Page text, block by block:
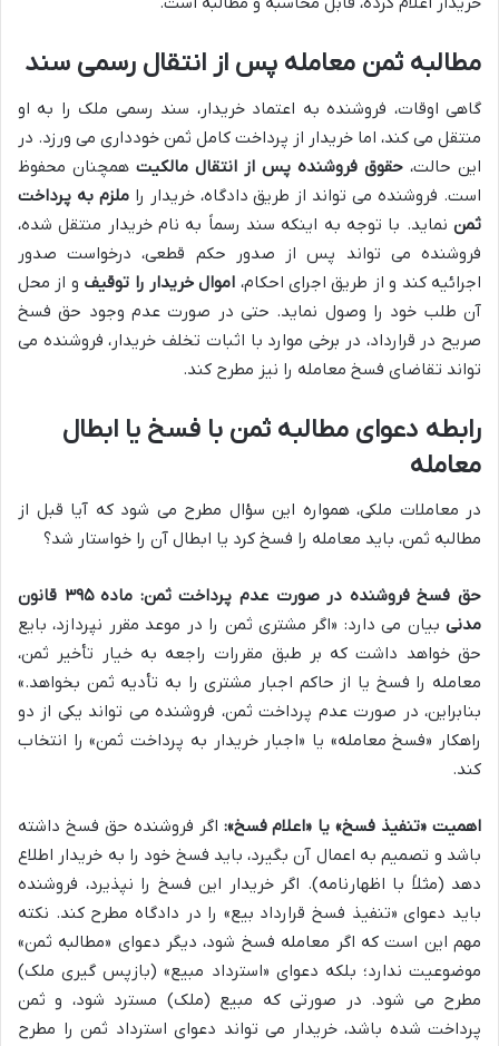
مطالبه ثمن معامله پس از انتقال رسمی سند
گاهی اوقات، فروشنده به اعتماد خریدار، سند رسمی ملک را به او
منتقل می کند، اما خریدار از پرداخت کامل ثمن خودداری می ورزد. در
این حالت، حقوق فروشنده پس از انتقال مالکیت همچنان محفوظ
است. فروشنده می تواند از طریق دادگاه، خریدار راملزم به پرداخت
ثمن نماید. با توجه به اینکه سند رسماً به نام خریدار منتقل شده،
فروشنده می تواند پس از صدور حکم قطعی، درخواست صدور
اجرائیه کند و از طریق اجرای احکام، اموال خریدار را توقیف و از محل
آن طلب خود را وصول نماید. حتی در صورت عدم وجود حق فسخ
صریح در قرارداد، در برخی موارد با اثبات تخلف خریدار، فروشنده می
تواند تقاضای فسخ معامله را نیز مطرح کند.
رابطه دعوای مطالبه ثمن با فسخ یا ابطال
معامله
در معاملات ملکی، همواره این سؤال مطرح می شود که آیا قبل از
مطالبه ثمن، باید معامله را فسخ کرد یا ابطال آن را خواستار شد؟
حق فسخ فروشنده در صورت عدم پرداخت ثمن:
ماده ۳۹۵ قانون
مدنی بیان می دارد: «اگر مشتری ثمن را در موعد مقرر نپردازد، بایع
حق خواهد داشت که بر طبق مقررات راجعه به خیار تأخیر ثمن،
معامله را فسخ یا از حاکم اجبار مشتری را به تأدیه ثمن بخواهد.»
بنابراین، در صورت عدم پرداخت ثمن، فروشنده می تواند یکی از دو
راهکار «فسخ معامله» یا «اجبار خریدار به پرداخت ثمن» را انتخاب
کند.
اهمیت «تنفیذ فسخ» یا «اعلام فسخ»: اگر فروشنده حق فسخ داشته
باشد و تصمیم به اعمال آن بگیرد، باید فسخ خود را به خریدار اطلاع
دهد (مثلاً با اظهارنامه). اگر خریدار این فسخ را نپذیرد، فروشنده
باید دعوای «تنفیذ فسخ قرارداد بیع» را در دادگاه مطرح کند. نکته
مهم این است که اگر معامله فسخ شود، دیگر دعوای «مطالبه ثمن»
موضوعیت ندارد؛ بلکه دعوای «استرداد مبیع» (بازپس گیری ملک)
مطرح می شود. در صورتی که مبیع (ملک) مسترد شود، و ثمن
پرداخت شده باشد، خریدار می تواند دعوای استرداد ثمن را مطرح